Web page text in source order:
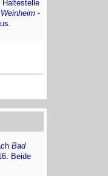
Haltestelle
-
Bad
Beide